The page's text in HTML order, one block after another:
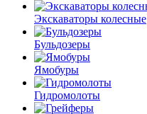
Экскаваторы колесные
Бульдозеры
Ямобуры
Гидромолоты